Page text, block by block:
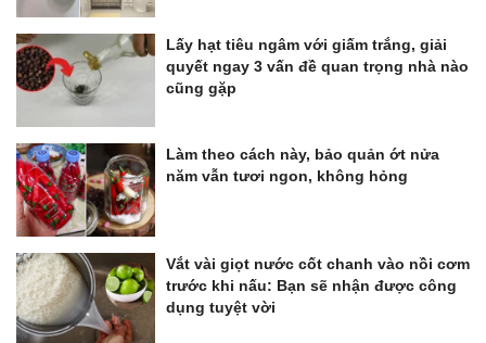
Lấy hạt tiêu ngâm với giấm trắng, giải
quyết ngay 3 vấn đề quan trọng nhà nào
cũng gặp
Làm theo cách này, bảo quản ớt nửa
năm vẫn tươi ngon, không hỏng
Vắt vài giọt nước cốt chanh vào nồi cơm
trước khi nấu: Bạn sẽ nhận được công
dụng tuyệt vời